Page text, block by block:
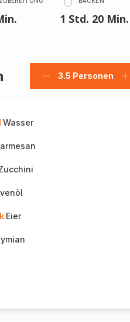
1 Std. 20 Min.
Personen
3.5 Personen
Wasser
Eier